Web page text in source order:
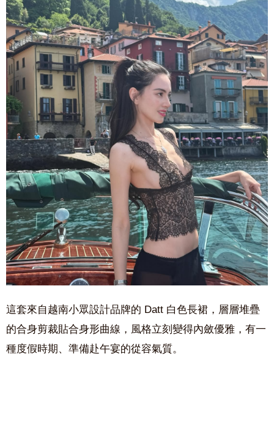
這套來自越南小眾設計品牌的 Datt 白色長裙，層層堆疊
的合身剪裁貼合身形曲線，風格立刻變得內斂優雅，有一
種度假時期、準備赴午宴的從容氣質。